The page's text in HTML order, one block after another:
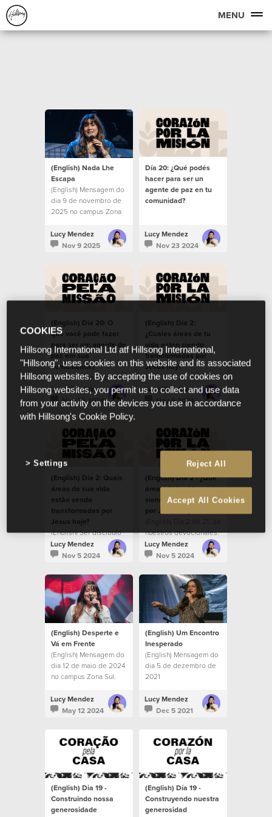
MENU
(English) Nada Lhe
Escapa
(English) Mensagem do
dia 9 de novembro de
2025 no campus Zona
Lucy Mendez
Nov 9 2025
Día 20: ¿Qué podés
hacer para ser un
agente de paz en tu
comunidad?
Lucy Mendez
Nov 23 2024
(English) Dia 20: O
que você pode fazer
para ser um agente de
paz em sua
comunidade?
(English) Trabalhar pela
paz em nossas
comunidades.
Lucy Mendez
Nov 23 2024
(English) Día 2:
¿Cuales áreas de tu
vida estan siendo
transformadas por
Jesús hoy?
Lucy Mendez
Nov 5 2024
(English) Dia 2: Quais
áreas da sua vida
estão sendo
transformadas por
Jesus hoje?
(English) Ser discípulo
implica ser
transformado por
Lucy Mendez
Nov 5 2024
(English) Día 2 - ¿Qué
áreas de tu vida están
siendo transformadas
por Jesús hoy?
(English) Día 2 de 21, de
nuestros devocionales,
durante la temporada
de Corazón por la
Lucy Mendez
Nov 5 2024
(English) Desperte e
Vá em Frente
(English) Mensagem do
dia 12 de maio de 2024
no campus Zona Sul.
Lucy Mendez
May 12 2024
(English) Um Encontro
Inesperado
(English) Mensagem do
dia 5 de dezembro de
2021
Lucy Mendez
Dec 5 2021
(English) Dia 19 -
Construindo nossa
generosidade
(English) Día 19 -
Construyendo nuestra
generosidad
COOKIES
Hillsong International Ltd atf Hillsong International,
"Hillsong", uses cookies on this website and its associated
Hillsong websites. By accepting the use of cookies on
Hillsong websites, you permit us to collect and use data
from your activity on the devices you use in accordance
with Hillsong's Cookie Policy.
Reject All
Accept All Cookies
Settings